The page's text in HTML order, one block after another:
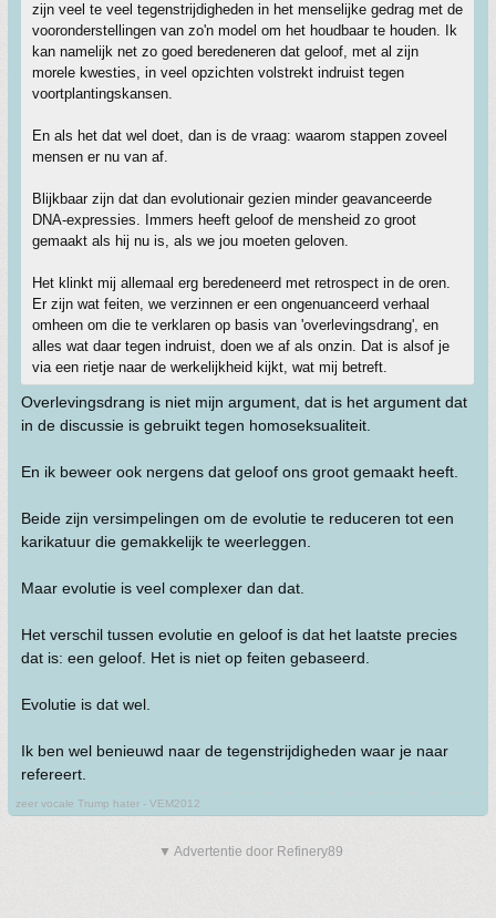
zijn veel te veel tegenstrijdigheden in het menselijke gedrag met de
vooronderstellingen van zo'n model om het houdbaar te houden. Ik
kan namelijk net zo goed beredeneren dat geloof, met al zijn
morele kwesties, in veel opzichten volstrekt indruist tegen
voortplantingskansen.
En als het dat wel doet, dan is de vraag: waarom stappen zoveel
mensen er nu van af.
Blijkbaar zijn dat dan evolutionair gezien minder geavanceerde
DNA-expressies. Immers heeft geloof de mensheid zo groot
gemaakt als hij nu is, als we jou moeten geloven.
Het klinkt mij allemaal erg beredeneerd met retrospect in de oren.
Er zijn wat feiten, we verzinnen er een ongenuanceerd verhaal
omheen om die te verklaren op basis van 'overlevingsdrang', en
alles wat daar tegen indruist, doen we af als onzin. Dat is alsof je
via een rietje naar de werkelijkheid kijkt, wat mij betreft.
Overlevingsdrang is niet mijn argument, dat is het argument dat
in de discussie is gebruikt tegen homoseksualiteit.
En ik beweer ook nergens dat geloof ons groot gemaakt heeft.
Beide zijn versimpelingen om de evolutie te reduceren tot een
karikatuur die gemakkelijk te weerleggen.
Maar evolutie is veel complexer dan dat.
Het verschil tussen evolutie en geloof is dat het laatste precies
dat is: een geloof. Het is niet op feiten gebaseerd.
Evolutie is dat wel.
Ik ben wel benieuwd naar de tegenstrijdigheden waar je naar
refereert.
zeer vocale Trump hater - VEM2012
▼ Advertentie door Refinery89